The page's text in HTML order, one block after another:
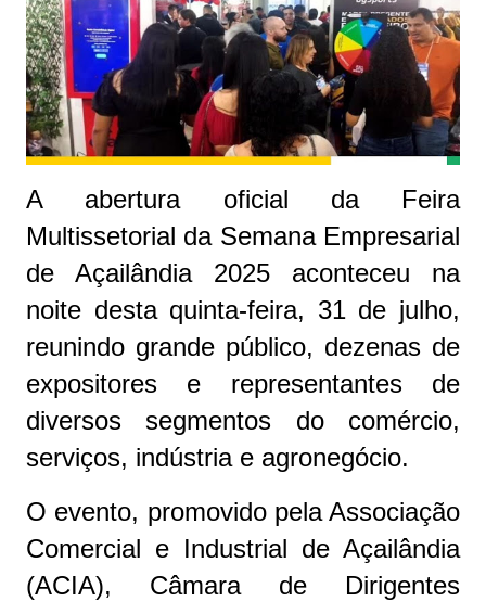
A abertura oficial da Feira
Multissetorial da Semana Empresarial
de Açailândia 2025 aconteceu na
noite desta quinta-feira, 31 de julho,
reunindo grande público, dezenas de
expositores e representantes de
diversos segmentos do comércio,
serviços, indústria e agronegócio.
O evento, promovido pela Associação
Comercial e Industrial de Açailândia
(ACIA), Câmara de Dirigentes